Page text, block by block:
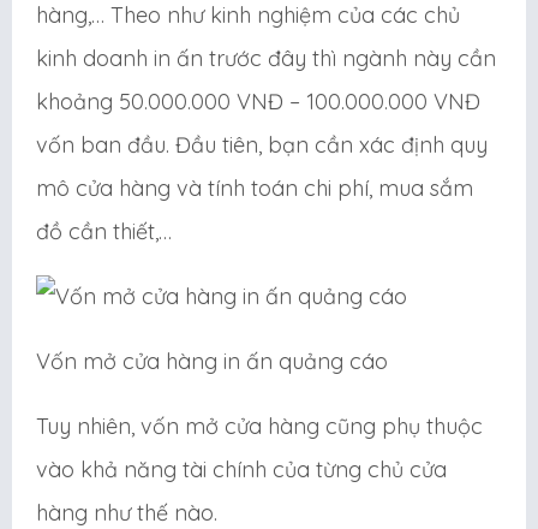
hàng,… Theo như kinh nghiệm của các chủ
kinh doanh in ấn trước đây thì ngành này cần
khoảng 50.000.000 VNĐ – 100.000.000 VNĐ
vốn ban đầu. Đầu tiên, bạn cần xác định quy
mô cửa hàng và tính toán chi phí, mua sắm
đồ cần thiết,…
Vốn mở cửa hàng in ấn quảng cáo
Tuy nhiên, vốn mở cửa hàng cũng phụ thuộc
vào khả năng tài chính của từng chủ cửa
hàng như thế nào.